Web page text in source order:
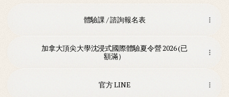
體驗課 / 諮詢報名表
加拿大頂尖大學沈浸式國際體驗夏令營 2026 (已
額滿）
官方 LINE